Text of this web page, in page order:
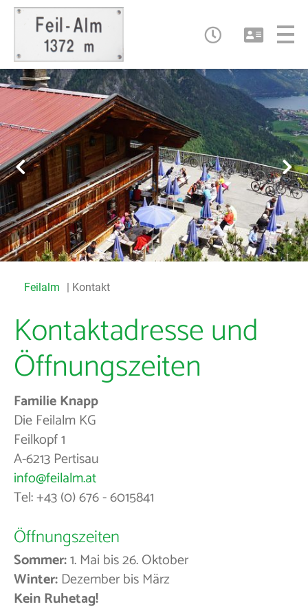
Feilalm Kontakt
Kontaktadresse und
Öffnungszeiten
Familie Knapp
Die Feilalm KG
Feilkopf 1
A-6213 Pertisau
info@feilalm.at
Tel: +43 (0) 676 - 6015841
Öffnungszeiten
Sommer:1. Mai bis 26. Oktober
Winter: Dezember bis März
Kein Ruhetag!